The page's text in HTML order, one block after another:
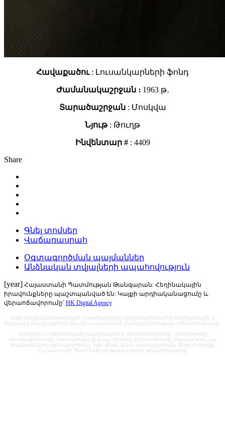
Հավաքածու: Լուսանկարների ֆոնդ
Ժամանակաշրջան ։ 1963 թ․
Տարածաշրջան: Մոսկվա
Նյութ: Թուղթ
Ինվենտար #: 4409
Share
Գնել տոմսեր
Վաճառասրահ
Օգտագործման պայմաններ
Անձնական տվյալների ապահովություն
[year] Հայաստանի Պատմության Թանգարան: Հեղինակային
իրավունքները պաշտպանված են: Կայքի արդիականացումը և
վերաոճավորումը՝ HK Digital Agency
Սույն կայքում տեղադրված լուսանկարները պաշտպանվում են հեղինակային և
հարակից իրավունքների մասին Հայաստանի Հանրապետության օրենսդրությամբ:
Արգելվում է տեղադրված լուսանկարների վերարտադրումը, տարածումը,
նկարազարդումը, հարմարեցումը և այլ ձևերով վերափոխումը, ինչպես նաև այլ
եղանակներով օգտագործումը, եթե մինչև նման օգտագործումը ձեռք չի բերվել
Հայաստանի Պատմության թանգարանի թույլտվությունը: